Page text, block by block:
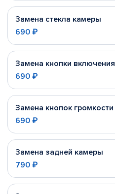
Замена стекла камеры
690 ₽
Замена кнопки включения
690 ₽
Замена кнопок громкости
690 ₽
Замена задней камеры
790 ₽